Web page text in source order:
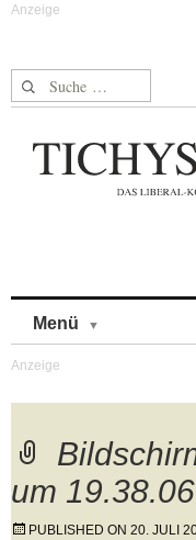
Suche nach:
Menü
um 19.38.06
PUBLISHED ON 20. JULI